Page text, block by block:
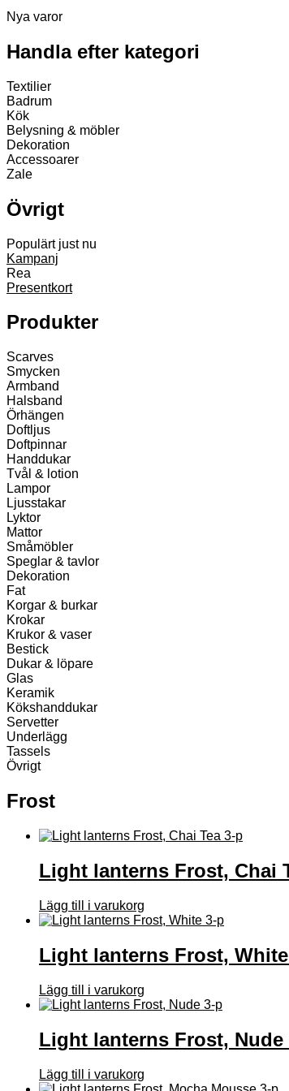
Nya varor
Handla efter kategori
Textilier
Badrum
Kök
Belysning & möbler
Dekoration
Accessoarer
Zale
Övrigt
Populärt just nu
Kampanj
Rea
Presentkort
Produkter
Scarves
Smycken
Armband
Halsband
Örhängen
Doftljus
Doftpinnar
Handdukar
Tvål & lotion
Lampor
Ljusstakar
Lyktor
Mattor
Småmöbler
Speglar & tavlor
Dekoration
Fat
Korgar & burkar
Krokar
Krukor & vaser
Bestick
Dukar & löpare
Glas
Keramik
Kökshanddukar
Servetter
Underlägg
Tassels
Övrigt
Frost
Light lanterns Frost, Chai
Lägg till i varukorg
Light lanterns Frost,
Lägg till i varukorg
Light lanterns Frost, Nude
Lägg till i varukorg